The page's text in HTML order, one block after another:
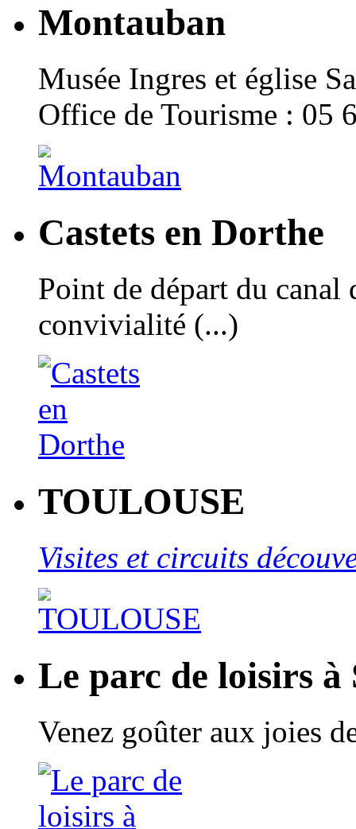
Montauban
Musée Ingres et église
Office de Tourisme : 05
Castets en Dorthe
Point de départ du canal
convivialité (...)
TOULOUSE
Visites et circuits
Le parc de loisirs à
Venez goûter aux joies